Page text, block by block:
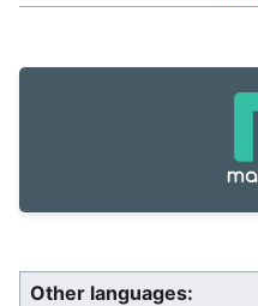
Other languages: